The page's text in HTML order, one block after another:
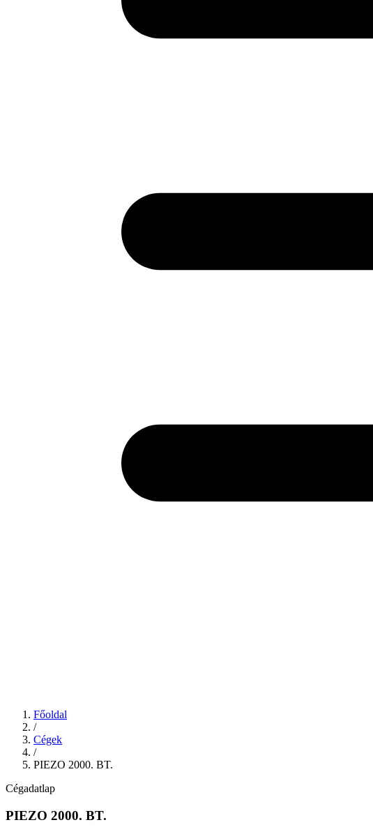
Főoldal
/
Cégek
/
PIEZO 2000. BT.
Cégadatlap
PIEZO 2000. BT.